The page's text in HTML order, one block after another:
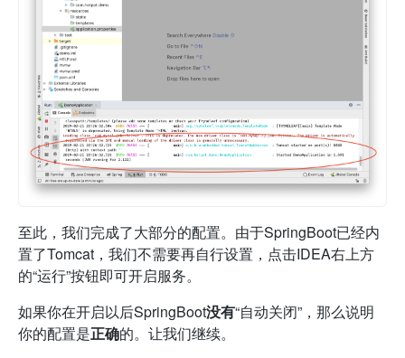
至此，我们完成了大部分的配置。由于SpringBoot已经内
置了Tomcat，我们不需要再自行设置，点击IDEA右上方
的“运行”按钮即可开启服务。
如果你在开启以后SpringBoot没有“自动关闭”，那么说明
你的配置是正确的。让我们继续。